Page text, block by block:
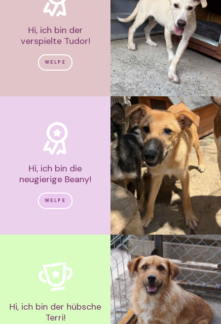
Hi, ich bin der
verspielte Tudor!
WELPE
Hi, ich bin die
neugierige Beany!
WELPE
Hi, ich bin der hübsche
Terri!